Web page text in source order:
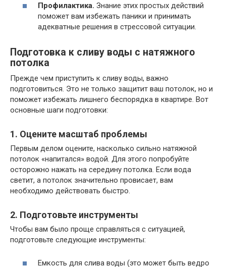
Профилактика. Знание этих простых действий
поможет вам избежать паники и принимать
адекватные решения в стрессовой ситуации.
Подготовка к сливу воды с натяжного
потолка
Прежде чем приступить к сливу воды, важно
подготовиться. Это не только защитит ваш потолок, но и
поможет избежать лишнего беспорядка в квартире. Вот
основные шаги подготовки:
1. Оцените масштаб проблемы
Первым делом оцените, насколько сильно натяжной
потолок «напитался» водой. Для этого попробуйте
осторожно нажать на середину потолка. Если вода
светит, а потолок значительно провисает, вам
необходимо действовать быстро.
2. Подготовьте инструменты
Чтобы вам было проще справляться с ситуацией,
подготовьте следующие инструменты:
Емкость для слива воды (это может быть ведро